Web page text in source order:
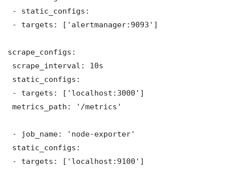
- static_configs:
- targets: ['alertmanager:9093']
scrape_configs:
scrape_interval: 10s
static_configs:
- targets: ['localhost:3000']
metrics_path: '/metrics'
- job_name: 'node-exporter'
static_configs:
- targets: ['localhost:9100']